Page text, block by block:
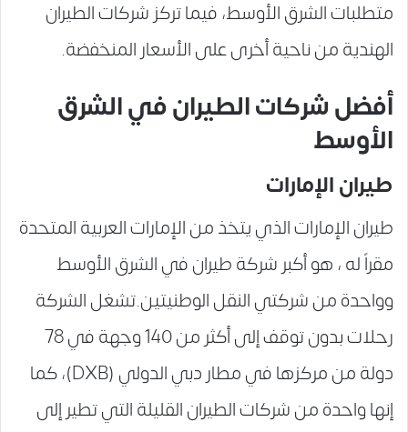
متطلبات الشرق الأوسط، فيما تركز شركات الطيران
الهندية من ناحية أخرى على الأسعار المنخفضة.
أفضل شركات الطيران في الشرق
الأوسط
طيران الإمارات
طيران الإمارات الذي يتخذ من الإمارات العربية المتحدة
مقراً له ، هو أكبر شركة طيران في الشرق الأوسط
وواحدة من شركتي النقل الوطنيتين.تشغل الشركة
رحلات بدون توقف إلى أكثر من 140 وجهة في 78
دولة من مركزها في مطار دبي الدولي (DXB)، كما
إنها واحدة من شركات الطيران القليلة التي تطير إلى